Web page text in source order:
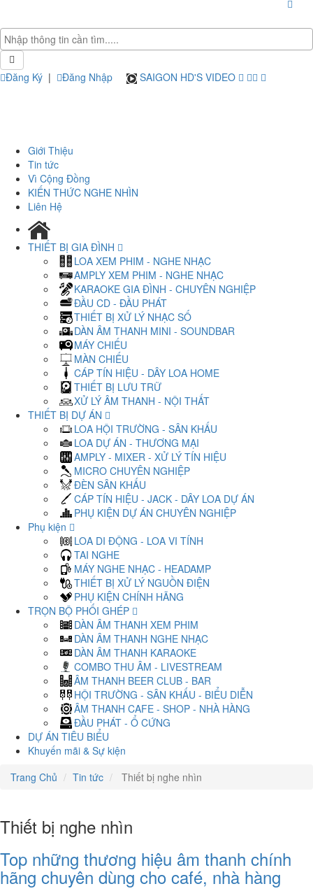
Đăng Ký | Đăng Nhập SAIGON HD'S VIDEO
Giới Thiệu
Tin tức
Vì Cộng Đồng
KIẾN THỨC NGHE NHÌN
Liên Hệ
THIẾT BỊ GIA ĐÌNH
LOA XEM PHIM - NGHE NHẠC
AMPLY XEM PHIM - NGHE NHẠC
KARAOKE GIA ĐÌNH - CHUYÊN NGHIỆP
ĐẦU CD - ĐẦU PHÁT
THIẾT BỊ XỬ LÝ NHẠC SỐ
DÀN ÂM THANH MINI - SOUNDBAR
MÁY CHIẾU
MÀN CHIẾU
CÁP TÍN HIỆU - DÂY LOA HOME
THIẾT BỊ LƯU TRỮ
XỬ LÝ ÂM THANH - NỘI THẤT
THIẾT BỊ DỰ ÁN
LOA HỘI TRƯỜNG - SÂN KHẤU
LOA DỰ ÁN - THƯƠNG MẠI
AMPLY - MIXER - XỬ LÝ TÍN HIỆU
MICRO CHUYÊN NGHIỆP
ĐÈN SÂN KHẤU
CÁP TÍN HIỆU - JACK - DÂY LOA DỰ ÁN
PHỤ KIỆN DỰ ÁN CHUYÊN NGHIỆP
Phụ kiện
LOA DI ĐỘNG - LOA VI TÍNH
TAI NGHE
MÁY NGHE NHẠC - HEADAMP
THIẾT BỊ XỬ LÝ NGUỒN ĐIỆN
PHỤ KIỆN CHÍNH HÃNG
TRỌN BỘ PHỐI GHÉP
DÀN ÂM THANH XEM PHIM
DÀN ÂM THANH NGHE NHẠC
DÀN ÂM THANH KARAOKE
COMBO THU ÂM - LIVESTREAM
ÂM THANH BEER CLUB - BAR
HỘI TRƯỜNG - SÂN KHẤU - BIỂU DIỄN
ÂM THANH CAFE - SHOP - NHÀ HÀNG
ĐẦU PHÁT - Ổ CỨNG
DỰ ÁN TIÊU BIỂU
Khuyến mãi & Sự kiện
Trang Chủ
Tin tức Thiết bị nghe nhìn
Thiết bị nghe nhìn
Top những thương hiệu âm thanh chính
hãng chuyên dùng cho café, nhà hàng